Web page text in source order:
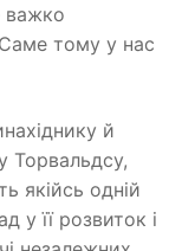
важко
Саме тому у нас
й
Торвальдсу,
якійсь одній
у її розвиток і